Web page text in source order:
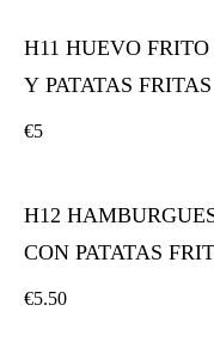
H11 HUEVO
Y PATATAS FRITAS
€5
H12
CON PATATAS
€5.50